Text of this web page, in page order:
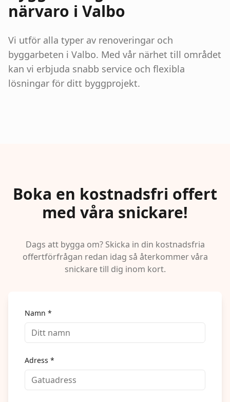
närvaro i Valbo
Vi utför alla typer av renoveringar och
byggarbeten i Valbo. Med vår närhet till området
kan vi erbjuda snabb service och flexibla
lösningar för ditt byggprojekt.
Boka en kostnadsfri offert
med våra snickare!
Dags att bygga om? Skicka in din kostnadsfria
offertförfrågan redan idag så återkommer våra
snickare till dig inom kort.
Namn *
Adress *